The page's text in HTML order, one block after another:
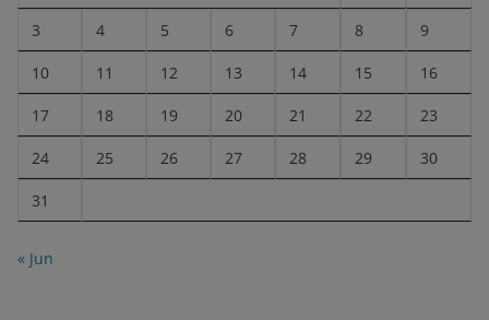
3 4 5 6 7 8 9
10 11 12 13 14 15 16
17 18 19 20 21 22 23
24 25 26 27 28 29 30
31
« Jun